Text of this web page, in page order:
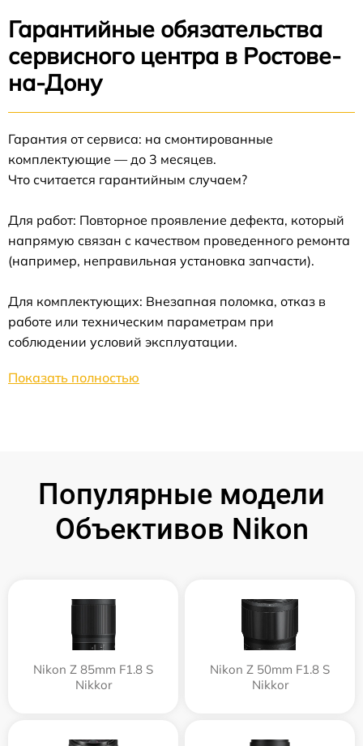
Гарантийные обязательства
сервисного центра в Ростове-
на-Дону
Гарантия от сервиса: на смонтированные
комплектующие — до 3 месяцев.
Что считается гарантийным случаем?
Для работ: Повторное проявление дефекта, который
напрямую связан с качеством проведенного ремонта
(например, неправильная установка запчасти).
Для комплектующих: Внезапная поломка, отказ в
работе или техническим параметрам при
соблюдении условий эксплуатации.
Показать полностью
Популярные модели
Объективов Nikon
Nikon Z 85mm F1.8 S
Nikkor
Nikon Z 50mm F1.8 S
Nikkor